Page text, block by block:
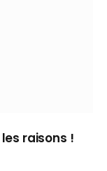
les raisons !